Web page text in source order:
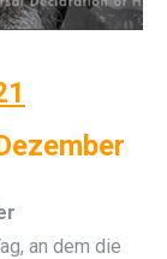
an dem die